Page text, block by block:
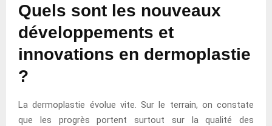
Quels sont les nouveaux
développements et
innovations en dermoplastie
?
La dermoplastie évolue vite. Sur le terrain, on constate
que les progrès portent surtout sur la qualité des